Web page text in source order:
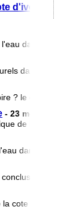
d'ivoire
- 2
dans le
dans le
? le
- 23 messages
de la cote
dans le
cote d' ivoire: l'